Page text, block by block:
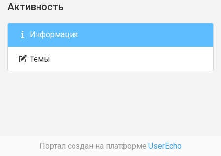
Активность
Информация
Темы
Портал создан на платформе UserEcho